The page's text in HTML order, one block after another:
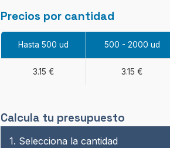
Precios por cantidad
Hasta 500 ud 500 - 2000 ud
3.15 € 3.15 €
Calcula tu presupuesto
1. Selecciona la cantidad